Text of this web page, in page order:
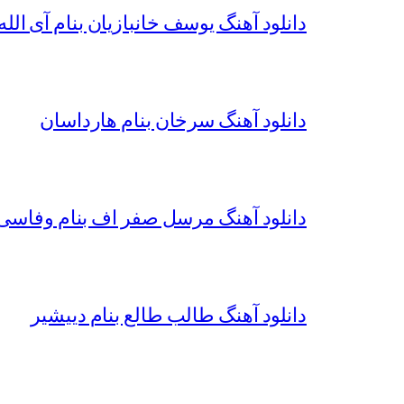
دانلود آهنگ یوسف خانبازیان بنام آی
دانلود آهنگ سرخان بنام هارداسان
دانلود آهنگ مرسل صفر اف بنام
دانلود آهنگ طالب طالع بنام دییشیر